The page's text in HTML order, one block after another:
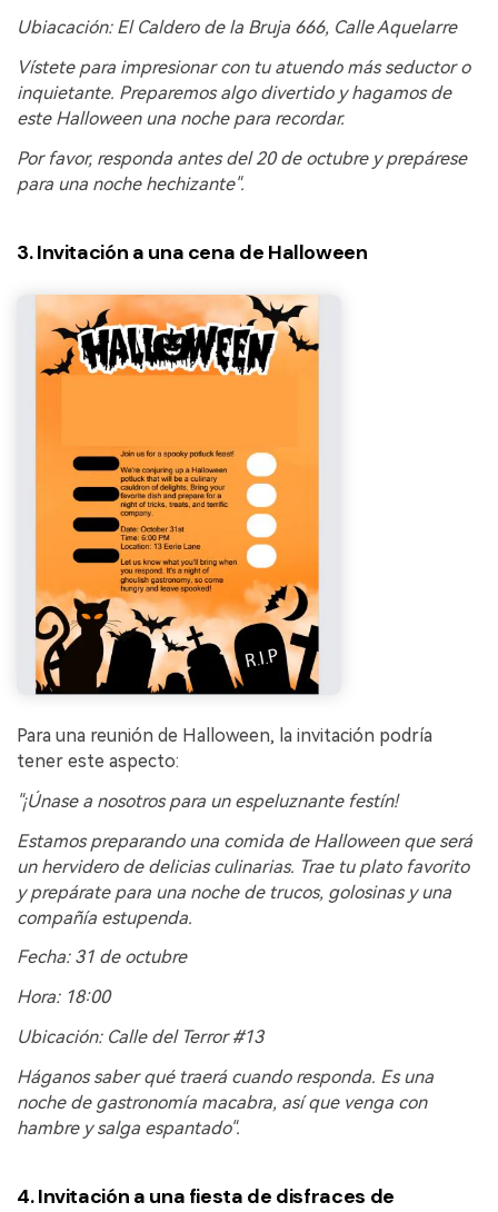
Ubiacación: El Caldero de la Bruja 666, Calle Aquelarre
Vístete para impresionar con tu atuendo más seductor o
inquietante. Preparemos algo divertido y hagamos de
este Halloween una noche para recordar.
Por favor, responda antes del 20 de octubre y prepárese
para una noche hechizante".
3. Invitación a una cena de Halloween
Para una reunión de Halloween, la invitación podría
tener este aspecto:
"¡Únase a nosotros para un espeluznante festín!
Estamos preparando una comida de Halloween que será
un hervidero de delicias culinarias. Trae tu plato favorito
y prepárate para una noche de trucos, golosinas y una
compañía estupenda.
Fecha: 31 de octubre
Hora: 18:00
Ubicación: Calle del Terror #13
Háganos saber qué traerá cuando responda. Es una
noche de gastronomía macabra, así que venga con
hambre y salga espantado".
4. Invitación a una fiesta de disfraces de